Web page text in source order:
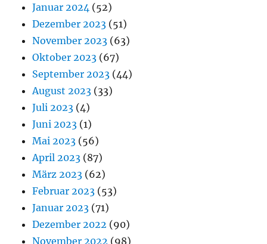
Januar 2024 (52)
Dezember 2023 (51)
November 2023 (63)
Oktober 2023 (67)
September 2023 (44)
August 2023 (33)
Juli 2023 (4)
Juni 2023 (1)
Mai 2023 (56)
April 2023 (87)
März 2023 (62)
Februar 2023 (53)
Januar 2023 (71)
Dezember 2022 (90)
November 2022 (98)